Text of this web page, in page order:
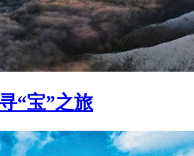
“宝”之旅